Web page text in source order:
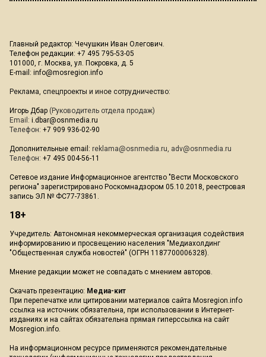
Главный редактор: Чечушкин Иван Олегович.
Телефон редакции: +7 495 795-53-05
101000, г. Москва, ул. Покровка, д. 5
E-mail: info@mosregion.info
Реклама, спецпроекты и иное сотрудничество:
Игорь Дбар (Руководитель отдела продаж)
Email: i.dbar@osnmedia.ru
Телефон: +7 909 936-02-90
Дополнительные email: reklama@osnmedia.ru, adv@osnmedia.ru
Телефон: +7 495 004-56-11
Сетевое издание Информационное агентство "Вести Московского
региона" зарегистрировано Роскомнадзором 05.10.2018, реестровая
запись ЭЛ № ФС77-73861.
18+
Учредитель: Автономная некоммерческая организация содействия
информированию и просвещению населения "Медиахолдинг
"Общественная служба новостей" (ОГРН 1187700006328).
Мнение редакции может не совпадать с мнением авторов.
Скачать презентацию: Медиа-кит
При перепечатке или цитировании материалов сайта Mosregion.info
ссылка на источник обязательна, при использовании в Интернет-
изданиях и на сайтах обязательна прямая гиперссылка на сайт
Mosregion.info.
На информационном ресурсе применяются рекомендательные